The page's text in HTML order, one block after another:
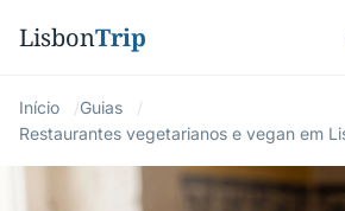
LisbonTrip
Início
Guias
Restaurantes vegetarianos e vegan em